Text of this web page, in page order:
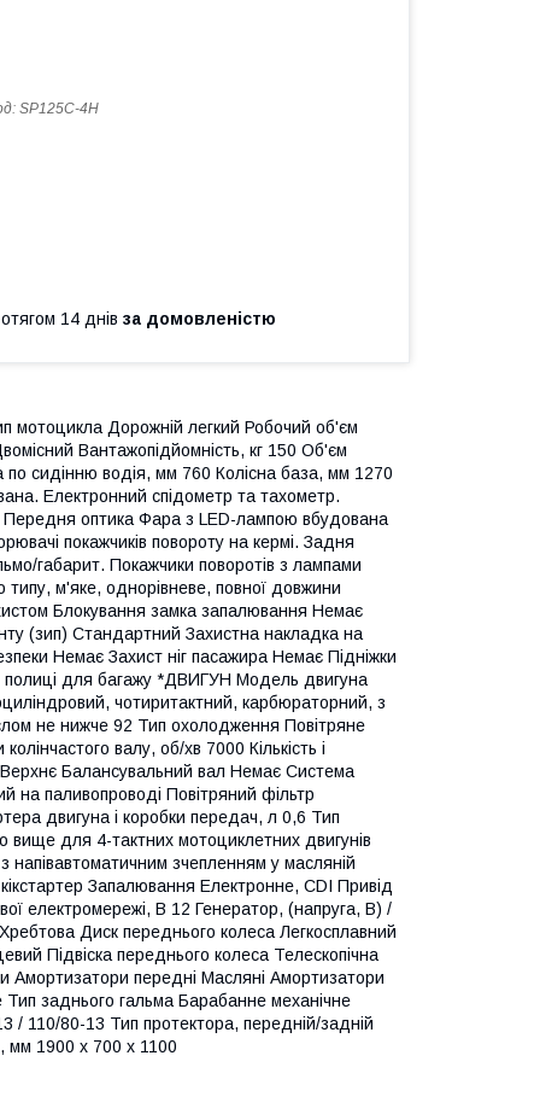
SP125C-4H
14 днів за домовленістю
Дорожній легкий Робочий об'єм
Вантажопідйомність, кг 150 Об'єм
сидінню водія, мм 760 Колісна база, мм 1270
Електронний спідометр та тахометр.
Передня оптика Фара з LED-лампою вбудована
покажчиків повороту на кермі. Задня
габарит. Покажчики поворотів з лампами
м'яке, однорівневе, повної довжини
Блокування замка запалювання Немає
(зип) Стандартний Захистна накладка на
Немає Захист ніг пасажира Немає Підніжки
полиці для багажу *ДВИГУН Модель двигуна
чотиритактний, карбюраторний, з
не нижче 92 Тип охолодження Повітряне
валу, об/хв 7000 Кількість і
Балансувальний вал Немає Система
на паливопроводі Повітряний фільтр
двигуна і коробки передач, л 0,6 Тип
вище для 4-тактних мотоциклетних двигунів
напівавтоматичним зчепленням у масляній
Запалювання Електронне, CDI Привід
електромережі, В 12 Генератор, (напруга, В) /
Диск переднього колеса Легкосплавний
Підвіска переднього колеса Телескопічна
Амортизатори передні Масляні Амортизатори
Тип заднього гальма Барабанне механічне
/ 110/80-13 Тип протектора, передній/задній
мм 1900 х 700 х 1100